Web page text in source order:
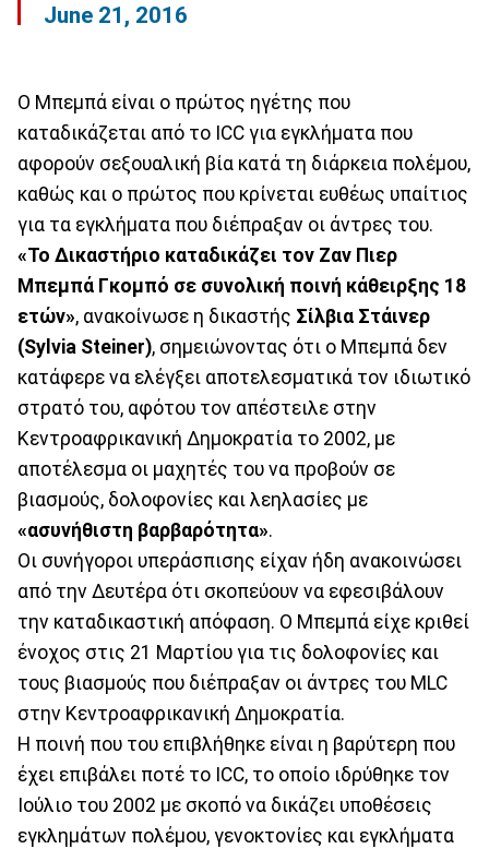
June 21, 2016
Ο Μπεμπά είναι ο πρώτος ηγέτης που
καταδικάζεται από το ICC για εγκλήματα που
αφορούν σεξουαλική βία κατά τη διάρκεια πολέμου,
καθώς και ο πρώτος που κρίνεται ευθέως υπαίτιος
για τα εγκλήματα που διέπραξαν οι άντρες του.
«Το Δικαστήριο καταδικάζει τον Ζαν Πιερ
Μπεμπά Γκομπό σε συνολική ποινή κάθειρξης 18
ετών», ανακοίνωσε η δικαστής Σίλβια Στάινερ
(Sylvia Steiner), σημειώνοντας ότι ο Μπεμπά δεν
κατάφερε να ελέγξει αποτελεσματικά τον ιδιωτικό
στρατό του, αφότου τον απέστειλε στην
Κεντροαφρικανική Δημοκρατία το 2002, με
αποτέλεσμα οι μαχητές του να προβούν σε
βιασμούς, δολοφονίες και λεηλασίες με
«ασυνήθιστη βαρβαρότητα».
Οι συνήγοροι υπεράσπισης είχαν ήδη ανακοινώσει
από την Δευτέρα ότι σκοπεύουν να εφεσιβάλουν
την καταδικαστική απόφαση. Ο Μπεμπά είχε κριθεί
ένοχος στις 21 Μαρτίου για τις δολοφονίες και
τους βιασμούς που διέπραξαν οι άντρες του MLC
στην Κεντροαφρικανική Δημοκρατία.
Η ποινή που του επιβλήθηκε είναι η βαρύτερη που
έχει επιβάλει ποτέ το ICC, το οποίο ιδρύθηκε τον
Ιούλιο του 2002 με σκοπό να δικάζει υποθέσεις
εγκλημάτων πολέμου, γενοκτονίες και εγκλήματα